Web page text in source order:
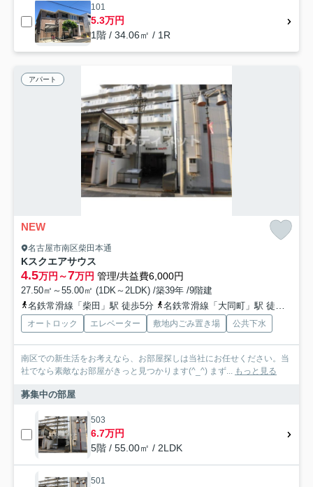
101
5.3万円
1階 / 34.06㎡ / 1R
アパート
NEW
名古屋市南区柴田本通
Kスクエアサウス
4.5万円～7万円 管理/共益費6,000円
27.50㎡～55.00㎡ (1DK～2LDK) /築39年 /9階建
名鉄常滑線「柴田」駅 徒歩5分
名鉄常滑線「大同町」駅 徒歩10分
オートロック エレベーター 敷地内ごみ置き場 公共下水
南区での新生活をお考えなら、お部屋探しは当社にお任せください。当
社でなら素敵なお部屋がきっと見つかります(^_^) まず... もっと見る
募集中の部屋
503
6.7万円
5階 / 55.00㎡ / 2LDK
501